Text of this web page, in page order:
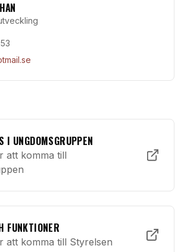
I UNGDOMSGRUPPEN
att komma till
FUNKTIONER
att komma till Styrelsen